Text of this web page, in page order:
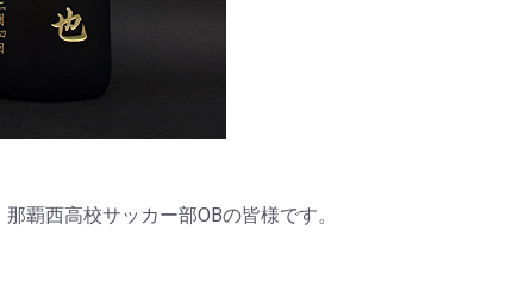
覇西高校サッカー部OBの皆様です。